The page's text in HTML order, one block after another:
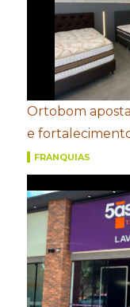
Ortobom
e
FRANQUIAS